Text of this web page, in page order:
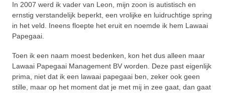
In 2007 werd ik vader van Leon, mijn zoon is autistisch en
ernstig verstandelijk beperkt, een vrolijke en luidruchtige spring
in het veld. Ineens floepte het eruit en noemde ik hem Lawaai
Papegaai.
Toen ik een naam moest bedenken, kon het dus alleen maar
Lawaai Papegaai Management BV worden. Deze past eigenlijk
prima, niet dat ik een lawaai papegaai ben, zeker ook geen
stille, maar op het moment dat je met mij in zee gaat, dan gaat